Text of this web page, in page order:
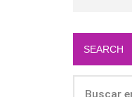
SEARCH